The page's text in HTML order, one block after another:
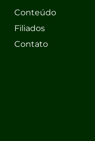
Conteúdo
Filiados
Contato